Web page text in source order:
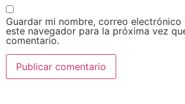
Guardar mi nombre, correo
este navegador para la próxima vez
comentario.